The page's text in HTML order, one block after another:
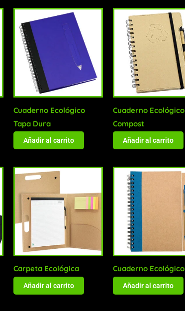
Cuaderno Ecológico
Tapa Dura
Añadir al carrito
Cuaderno Ecológico
Compost
Añadir al carrito
Carpeta Ecológica
Añadir al carrito
Cuaderno Ecológico
Añadir al carrito